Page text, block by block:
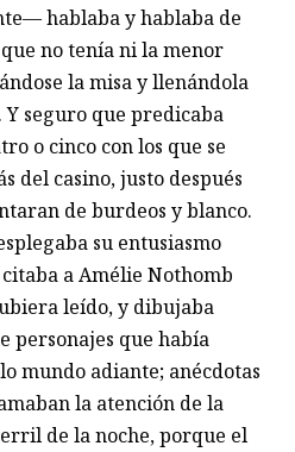
hablaba y hablaba de
que no tenía ni la menor
la misa y llenándola
Y seguro que predicaba
o cinco con los que se
del casino, justo después
de burdeos y blanco.
su entusiasmo
a Amélie Nothomb
leído, y dibujaba
personajes que había
mundo adiante; anécdotas
la atención de la
de la noche, porque el